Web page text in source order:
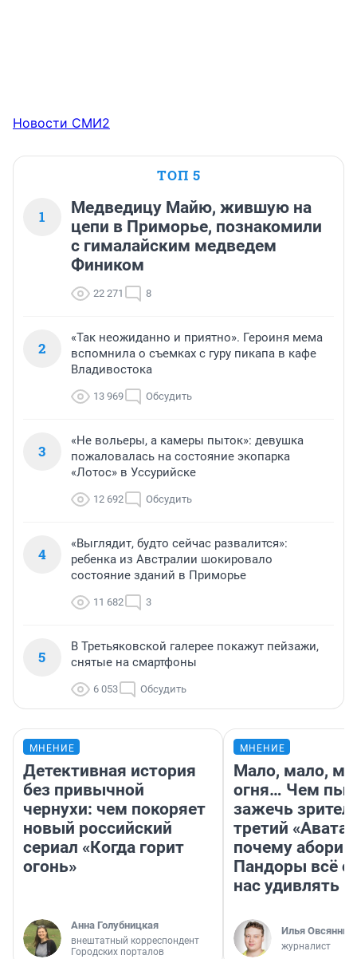
Новости СМИ2
ТОП 5
1
Медведицу Майю, жившую на
цепи в Приморье, познакомили
с гималайским медведем
Фиником
22 271 8
2
«Так неожиданно и приятно». Героиня мема
вспомнила о съемках с гуру пикапа в кафе
Владивостока
13 969 Обсудить
3
«Не вольеры, а камеры пыток»: девушка
пожаловалась на состояние экопарка
«Лотос» в Уссурийске
12 692 Обсудить
4
«Выглядит, будто сейчас развалится»:
ребенка из Австралии шокировало
состояние зданий в Приморье
11 682 3
5
В Третьяковской галерее покажут пейзажи,
снятые на смартфоны
6 053 Обсудить
МНЕНИЕ
Детективная история
без привычной
чернухи: чем покоряет
новый российский
сериал «Когда горит
огонь»
Анна Голубницкая
внештатный корреспондент
Городских порталов
МНЕНИЕ
Мало, мало,
огня… Чем
зажечь
третий
почему
Пандоры всё
нас удивлять
Илья
журналист